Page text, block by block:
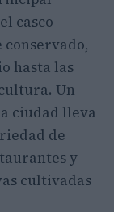
casco
hasta las
Un
ciudad lleva
de
y
cultivadas